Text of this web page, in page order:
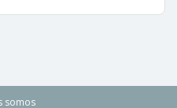
somos